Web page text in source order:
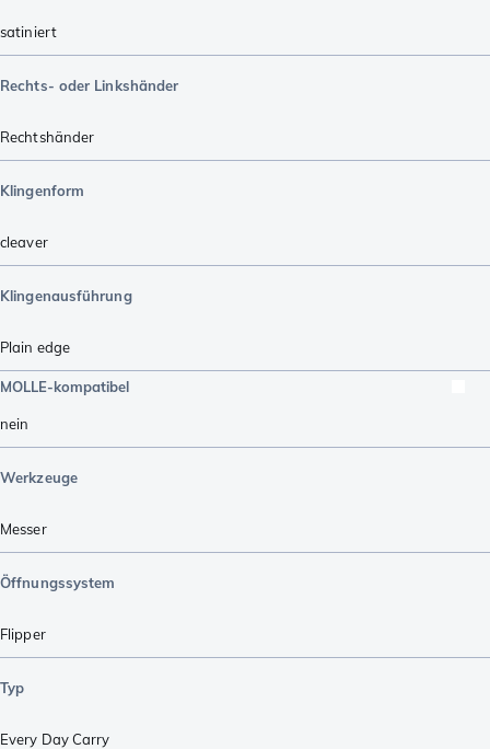
satiniert
Rechts- oder Linkshänder
Rechtshänder
Klingenform
cleaver
Klingenausführung
Plain edge
MOLLE-kompatibel
nein
Werkzeuge
Messer
Öffnungssystem
Flipper
Typ
Every Day Carry